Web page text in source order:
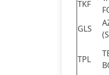
TKF
GLS
TPL